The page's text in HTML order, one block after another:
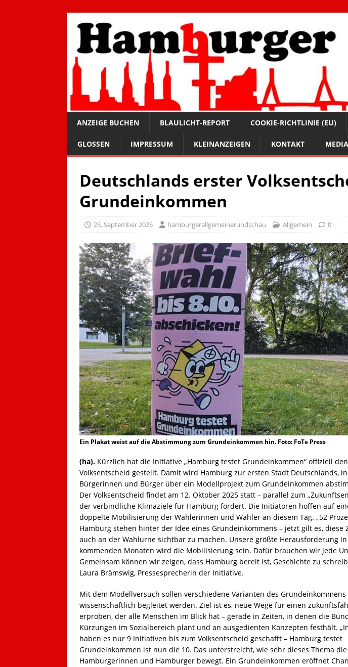
ANZEIGE BUCHEN BLAULICHT-REPORT COOKIE-RICHTLINIE (EU)
GLOSSEN IMPRESSUM KLEINANZEIGEN KONTAKT
Deutschlands erster
Grundeinkommen
23. September 2025 hamburgerallgemeinerundschau Allgemein 0
Ein Plakat weist auf die Abstimmung zum Grundeinkommen hin. Foto: FoTe Press
(ha). Kürzlich hat die Initiative „Hamburg testet Grundeinkommen“ offiziell
Volksentscheid gestellt. Damit wird Hamburg zur ersten Stadt Deutschlands,
Bürgerinnen und Bürger über ein Modellprojekt zum Grundeinkommen
Der Volksentscheid findet am 12. Oktober 2025 statt – parallel zum
der verbindliche Klimaziele für Hamburg fordert. Die Initiatoren hoffen auf
doppelte Mobilisierung der Wählerinnen und Wähler an diesem Tag. „52
Hamburg stehen hinter der Idee eines Grundeinkommens – jetzt gilt es, diese
auch an der Wahlurne sichtbar zu machen. Unsere größte Herausforderung
kommenden Monaten wird die Mobilisierung sein. Dafür brauchen wir jede
Gemeinsam können wir zeigen, dass Hamburg bereit ist, Geschichte zu
Laura Brämswig, Pressesprecherin der Initiative.
Mit dem Modellversuch sollen verschiedene Varianten des
wissenschaftlich begleitet werden. Ziel ist es, neue Wege für einen
erproben, der alle Menschen im Blick hat – gerade in Zeiten, in denen die
Kürzungen im Sozialbereich plant und an ausgedienten Konzepten festhält.
haben es nur 9 Initiativen bis zum Volksentscheid geschafft – Hamburg testet
Grundeinkommen ist nun die 10. Das unterstreicht, wie sehr dieses Thema die
Hamburgerinnen und Hamburger bewegt. Ein Grundeinkommen eröffnet